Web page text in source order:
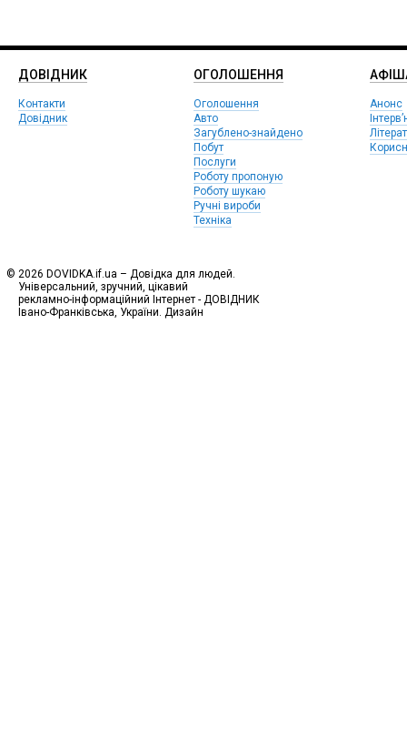
ДОВІДНИК
Контакти
Довідник
ОГОЛОШЕННЯ
Оголошення
Авто
Загублено-знайдено
Побут
Послуги
Роботу пропоную
Роботу шукаю
Ручні вироби
Техніка
Анонс
© 2026 DOVIDKA.if.ua – Довідка для людей.
Універсальний, зручний, цікавий
рекламно-інформаційний Інтернет - ДОВІДНИК
Івано-Франківська, України. Дизайн